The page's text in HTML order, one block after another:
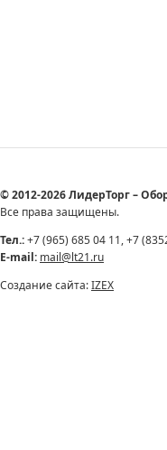
© 2012-2026 ЛидерТорг –
Все права защищены.
Тел.:+7 (965) 685 04 11, +7
E-mail: mail@lt21.ru
Создание сайта:IZEX